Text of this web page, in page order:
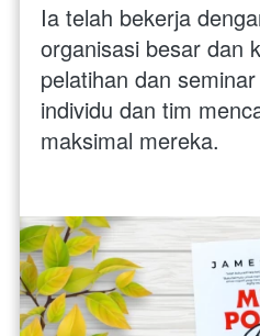
Ia telah bekerja
organisasi besar dan
pelatihan dan
individu dan tim
maksimal mereka.